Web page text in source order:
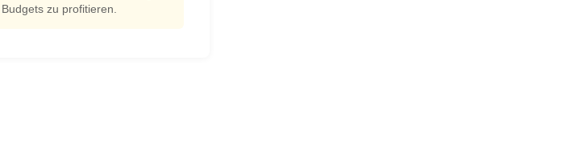
zu profitieren.